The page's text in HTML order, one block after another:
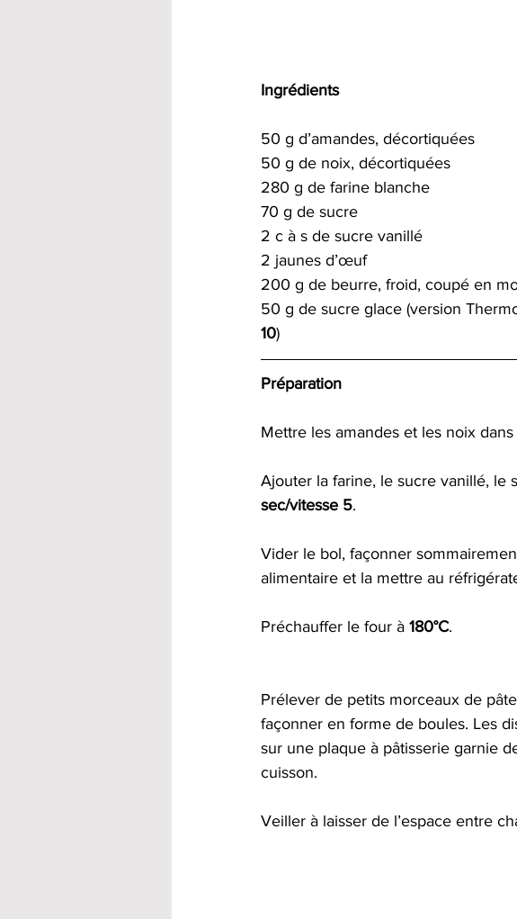
Ingrédients
50 g d’amandes, décortiquées
50 g de noix, décortiquées
280 g de farine blanche
70 g de sucre
2 c à s de sucre vanillé
2 jaunes d’œuf
200 g de beurre, froid, coupé en
50 g de sucre glace (version
10)
Préparation
Mettre les amandes et les noix
Ajouter la farine, le sucre vanillé, le
sec/vitesse 5.
Vider le bol, façonner
alimentaire et la mettre au
Préchauffer le four à 180°C.
Prélever de petits morceaux de
façonner en forme de boules. Les
sur une plaque à pâtisserie garnie
cuisson.
Veiller à laisser de l’espace entre